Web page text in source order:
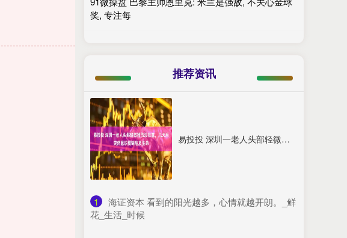
奖, 专注每
推荐资讯
易投投 深圳一老人头部轻微摔伤没在意，几天后突然意识模糊危及生命
1
​海证资本 看到的阳光越多，心情就越开朗。_鲜
花_生活_时候